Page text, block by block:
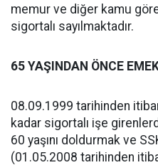
memur ve diğer kamu
sigortalı sayılmaktadır.
65 YAŞINDAN ÖNCE
08.09.1999 tarihinden
kadar sigortalı işe
60 yaşını doldurmak ve
(01.05.2008 tarihinden